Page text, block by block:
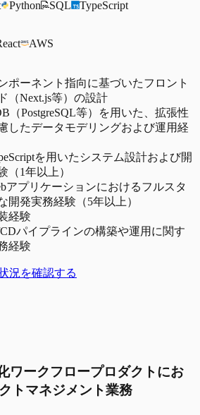
Python SQL TypeScript
AWS
ポーネント指向に基づいたフロント
（Next.js等）の設計
（PostgreSQL等）を用いた、拡張性
したデータモデリングおよび運用経
を用いたシステム設計および開
（1年以上）
アプリケーションにおけるフルスタ
開発実務経験（5年以上）
経験
パイプラインの構築や運用に関す
経験
況を確認する
ワークフロープロダクトにお
トマネジメント業務